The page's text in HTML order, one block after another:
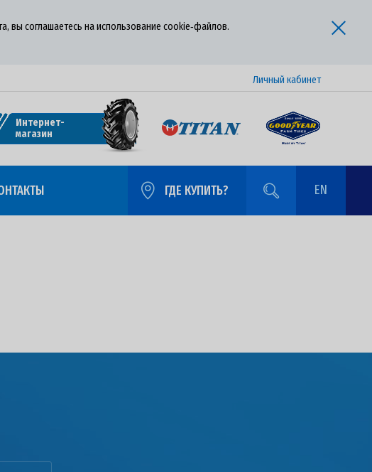
вы соглашаетесь на использование cookie‑файлов.
Личный кабинет
Интернет-
магазин
ГДЕ КУПИТЬ? EN